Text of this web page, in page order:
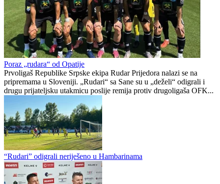
Starčević u Austriju na mini-pripreme vodi 24 igrača
Rudar Prijedor
0 0